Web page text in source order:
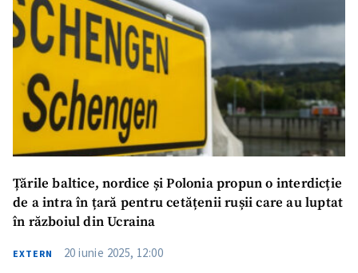
Țările baltice, nordice și Polonia propun o interdicție
de a intra în țară pentru cetățenii rușii care au luptat
în războiul din Ucraina
EXTERN 20 iunie 2025, 12:00